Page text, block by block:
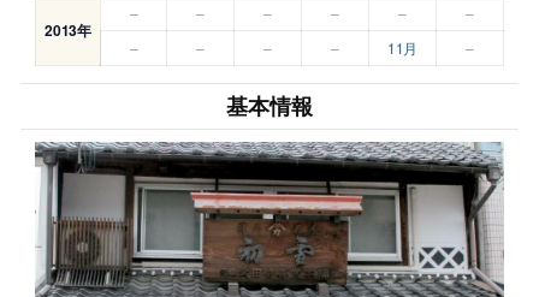
2013年
– – – – –
–
–
– – – 11月 –
基本情報